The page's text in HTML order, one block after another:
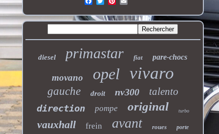
diesel primastar fiat pare-chocs
movano opel vivaro
gauche droit nv300 talento
direction pompe original turbo
vauxhall frein avant roues porte